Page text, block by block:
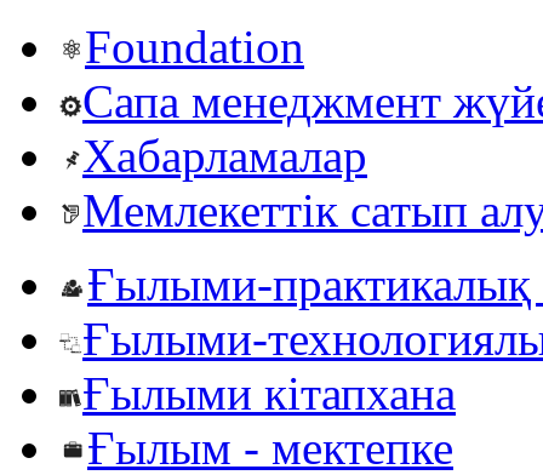
Foundation
Сапа менеджмент
Хабарламалар
Мемлекеттік сатып
Ғылыми-практикалық
Ғылыми-
Ғылыми кітапхана
Ғылым - мектепке